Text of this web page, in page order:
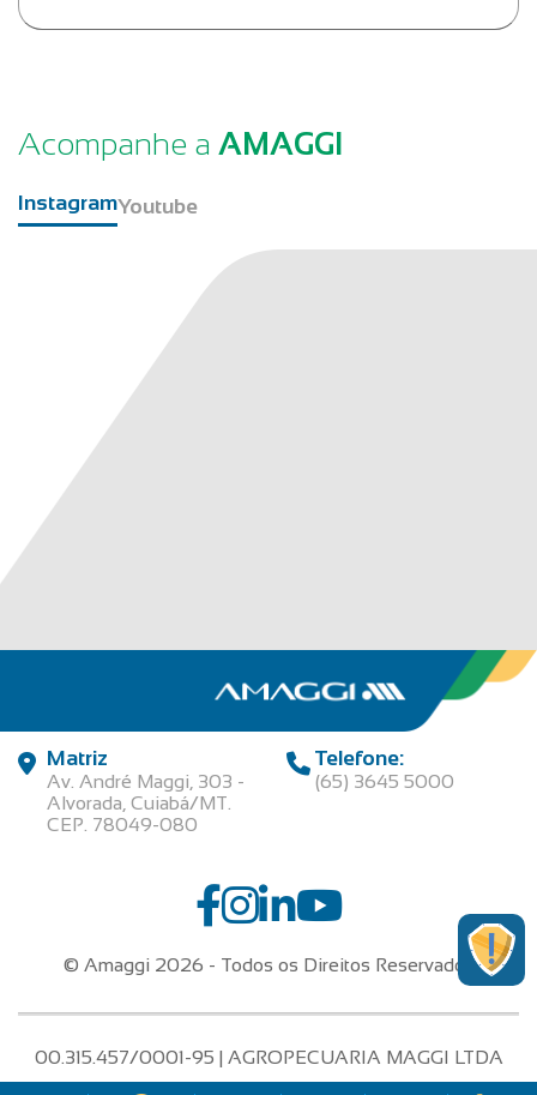
Acompanhe a AMAGGI
InstagramYoutube
Matriz
Av. André Maggi, 303 -
Alvorada, Cuiabá/MT.
CEP. 78049-080
Telefone:
(65) 3645 5000
© Amaggi 2026 - Todos os Direitos Reservados
00.315.457/0001-95 | AGROPECUARIA MAGGI LTDA